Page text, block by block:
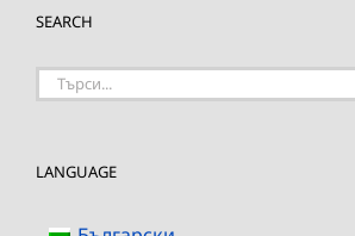
SEARCH
Търсене
LANGUAGE